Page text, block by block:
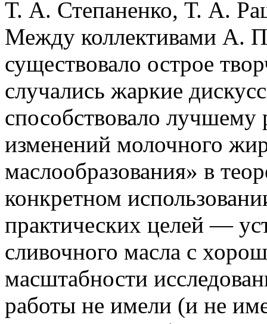
Т. А. Степаненко, Т. А.
Между коллективами А.
существовало острое
случались жаркие
способствовало
изменений молочного
маслообразования» в
конкретном
практических целей —
сливочного масла с
масштабности
работы не имели (и не